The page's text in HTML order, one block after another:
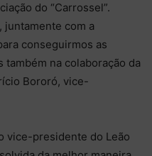
do “Carrossel”.
juntamente com a
conseguirmos as
na colaboração da
Bororó, vice-
vice-presidente do Leão